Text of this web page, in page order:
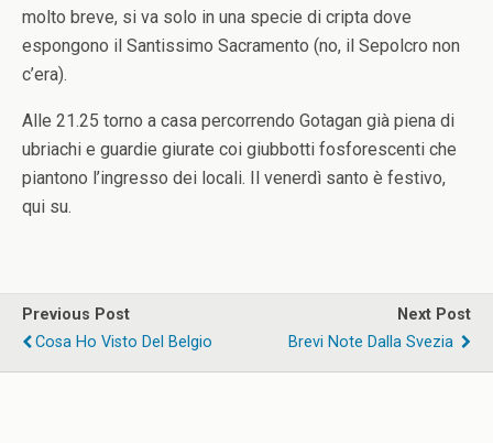
molto breve, si va solo in una specie di cripta dove
espongono il Santissimo Sacramento (no, il Sepolcro non
c’era).
Alle 21.25 torno a casa percorrendo Gotagan già piena di
ubriachi e guardie giurate coi giubbotti fosforescenti che
piantono l’ingresso dei locali. Il venerdì santo è festivo,
qui su.
Previous Post
Cosa Ho Visto Del Belgio
Next Post
Brevi Note Dalla Svezia